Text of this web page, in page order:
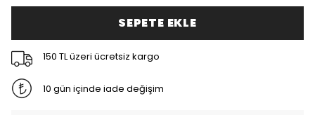
SEPETE EKLE
150 TL üzeri ücretsiz kargo
10 gün içinde iade değişim